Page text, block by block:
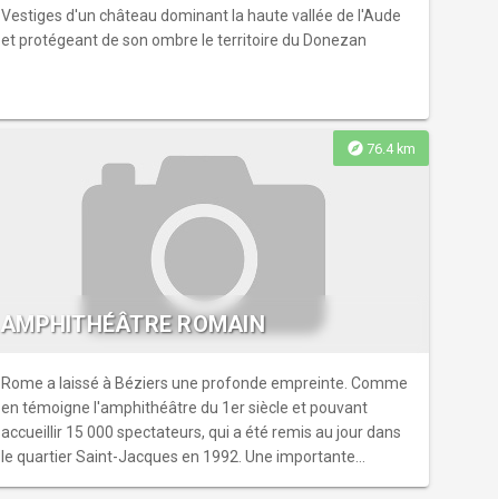
Vestiges d'un château dominant la haute vallée de l'Aude
et protégeant de son ombre le territoire du Donezan
explore 76.4 km
AMPHITHÉÂTRE ROMAIN
Rome a laissé à Béziers une profonde empreinte. Comme
en témoigne l'amphithéâtre du 1er siècle et pouvant
accueillir 15 000 spectateurs, qui a été remis au jour dans
le quartier Saint-Jacques en 1992. Une importante